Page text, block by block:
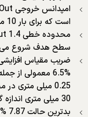
است که برای بار 10 مگا اهم کالیبره شده است.
سطح هدف شروع
6.5% معمولی
0.25 میلی
30 میلی متری اندازه گیری می شود.
بدترین حالت 7.87 mV/μm ± 10%. سطح نویز معمولی: 50 mV/pp